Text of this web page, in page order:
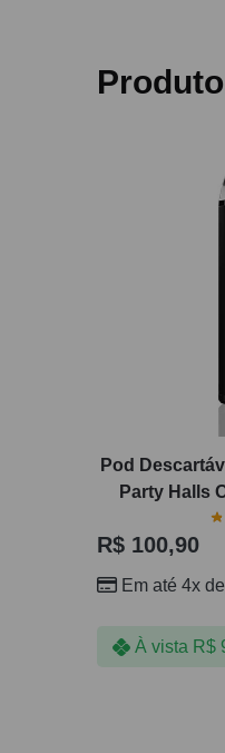
Pod
Party Halls
R$ 100,90
Em até 4x de
À vista R$